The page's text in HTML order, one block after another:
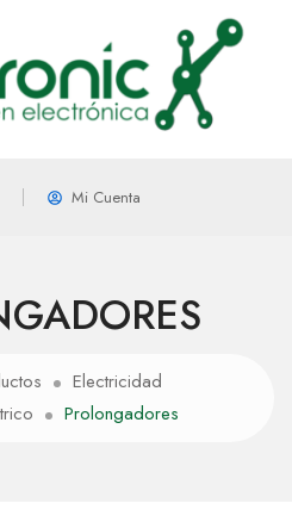
Mi Cuenta
Electricidad
Prolongadores